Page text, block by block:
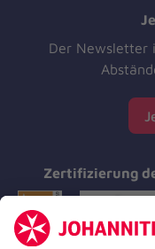
Der Newsletter
Zertifizierung